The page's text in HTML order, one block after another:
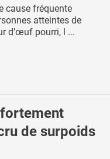
cause fréquente
atteintes de
d’œuf pourri, l ...
de surpoids